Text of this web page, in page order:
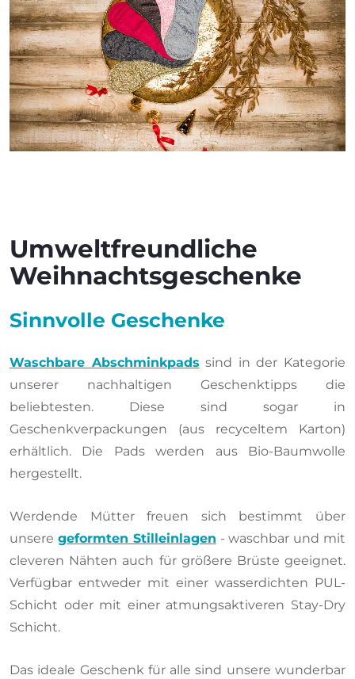
Umweltfreundliche
Weihnachtsgeschenke
Sinnvolle Geschenke
Waschbare Abschminkpads sind in der Kategorie
unserer nachhaltigen Geschenktipps die
beliebtesten. Diese sind sogar in
Geschenkverpackungen (aus recyceltem Karton)
erhältlich. Die Pads werden aus Bio-Baumwolle
hergestellt.
Werdende Mütter freuen sich bestimmt über
unsere geformten Stilleinlagen - waschbar und mit
cleveren Nähten auch für größere Brüste geeignet.
Verfügbar entweder mit einer wasserdichten PUL-
Schicht oder mit einer atmungsaktiveren Stay-Dry
Schicht.
Das ideale Geschenk für alle sind unsere wunderbar